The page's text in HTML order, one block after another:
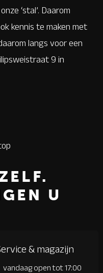
‘stal’. Daarom
kennis te maken met
langs voor een
9 in
U
& magazijn
vandaag open tot 17:00